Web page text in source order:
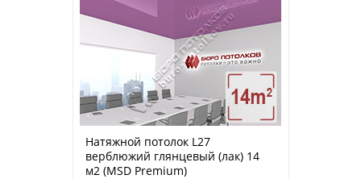
Натяжной потолок L27
верблюжий глянцевый (лак) 14
м2 (MSD Premium)